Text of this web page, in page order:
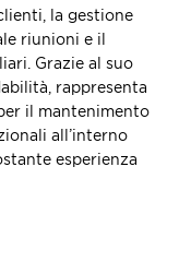
la gestione
riunioni e il
Grazie al suo
rappresenta
il mantenimento
all’interno
esperienza